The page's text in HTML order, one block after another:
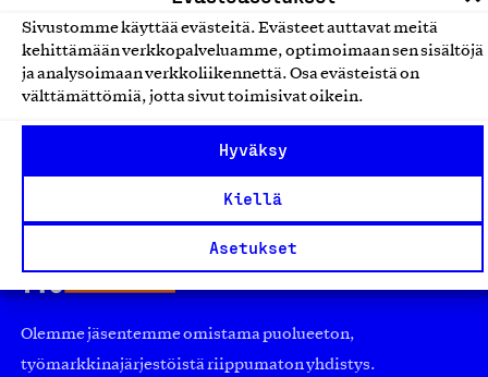
Sivustomme käyttää evästeitä. Evästeet auttavat meitä
kehittämään verkkopalveluamme, optimoimaan sen sisältöjä
ja analysoimaan verkkoliikennettä. Osa evästeistä on
välttämättömiä, jotta sivut toimisivat oikein.
Hyväksy
Kiellä
Asetukset
käyttöesineet
First Out Oy, Tuote
Tekstiilit
Olemme jäsentemme omistama puolueeton,
työmarkkinajärjestöistä riippumaton yhdistys.